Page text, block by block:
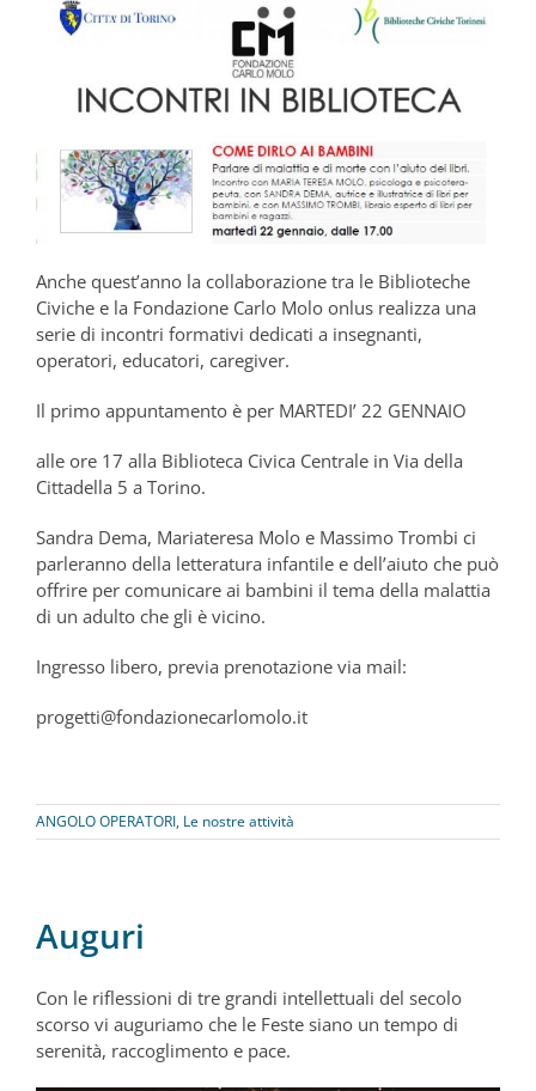
Anche quest’anno la collaborazione tra le Biblioteche
Civiche e la Fondazione Carlo Molo onlus realizza una
serie di incontri formativi dedicati a insegnanti,
operatori, educatori, caregiver.
Il primo appuntamento è per MARTEDI’ 22 GENNAIO
alle ore 17 alla Biblioteca Civica Centrale in Via della
Cittadella 5 a Torino.
Sandra Dema, Mariateresa Molo e Massimo Trombi ci
parleranno della letteratura infantile e dell’aiuto che può
offrire per comunicare ai bambini il tema della malattia
di un adulto che gli è vicino.
Ingresso libero, previa prenotazione via mail:
progetti@fondazionecarlomolo.it
ANGOLO OPERATORI, Le nostre attività
Auguri
Con le riflessioni di tre grandi intellettuali del secolo
scorso vi auguriamo che le Feste siano un tempo di
serenità, raccoglimento e pace.